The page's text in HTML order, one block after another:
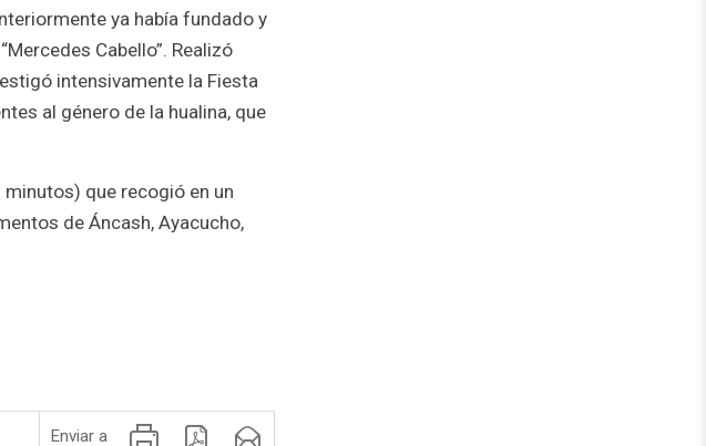
ya había fundado y
Cabello”. Realizó
intensivamente la Fiesta
al género de la hualina, que
que recogió en un
de Áncash, Ayacucho,
Enviar a